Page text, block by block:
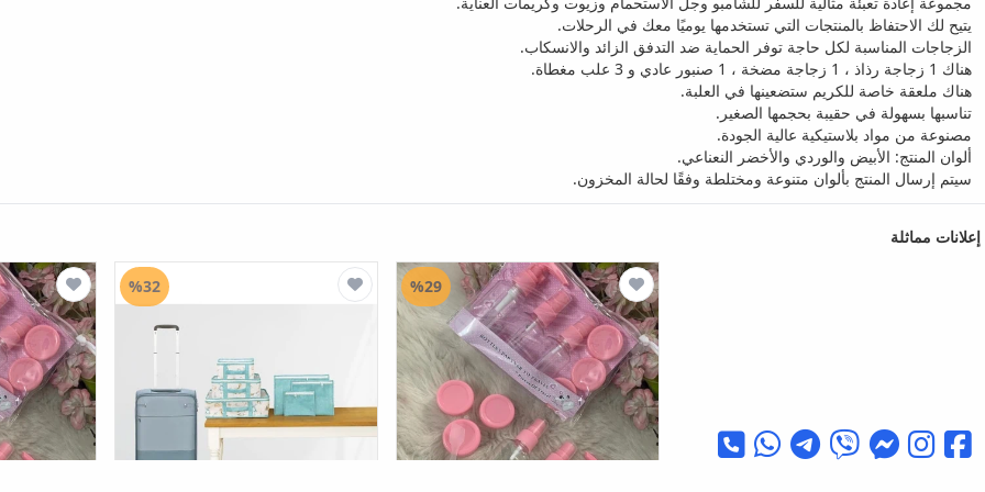
يتيح لك الاحتفاظ بالمنتجات التي تستخدمها يوميًا معك في الرحلات.
الزجاجات المناسبة لكل حاجة توفر الحماية ضد التدفق الزائد والانسكاب.
هناك 1 زجاجة رذاذ ، 1 زجاجة مضخة ، 1 صنبور عادي و 3 علب مغطاة.
هناك ملعقة خاصة للكريم ستضعينها في العلبة.
تناسبها بسهولة في حقيبة بحجمها الصغير.
مصنوعة من مواد بلاستيكية عالية الجودة.
ألوان المنتج: الأبيض والوردي والأخضر النعناعي.
سيتم إرسال المنتج بألوان متنوعة ومختلطة وفقًا لحالة المخزون.
إعلانات مماثلة
%29
%32